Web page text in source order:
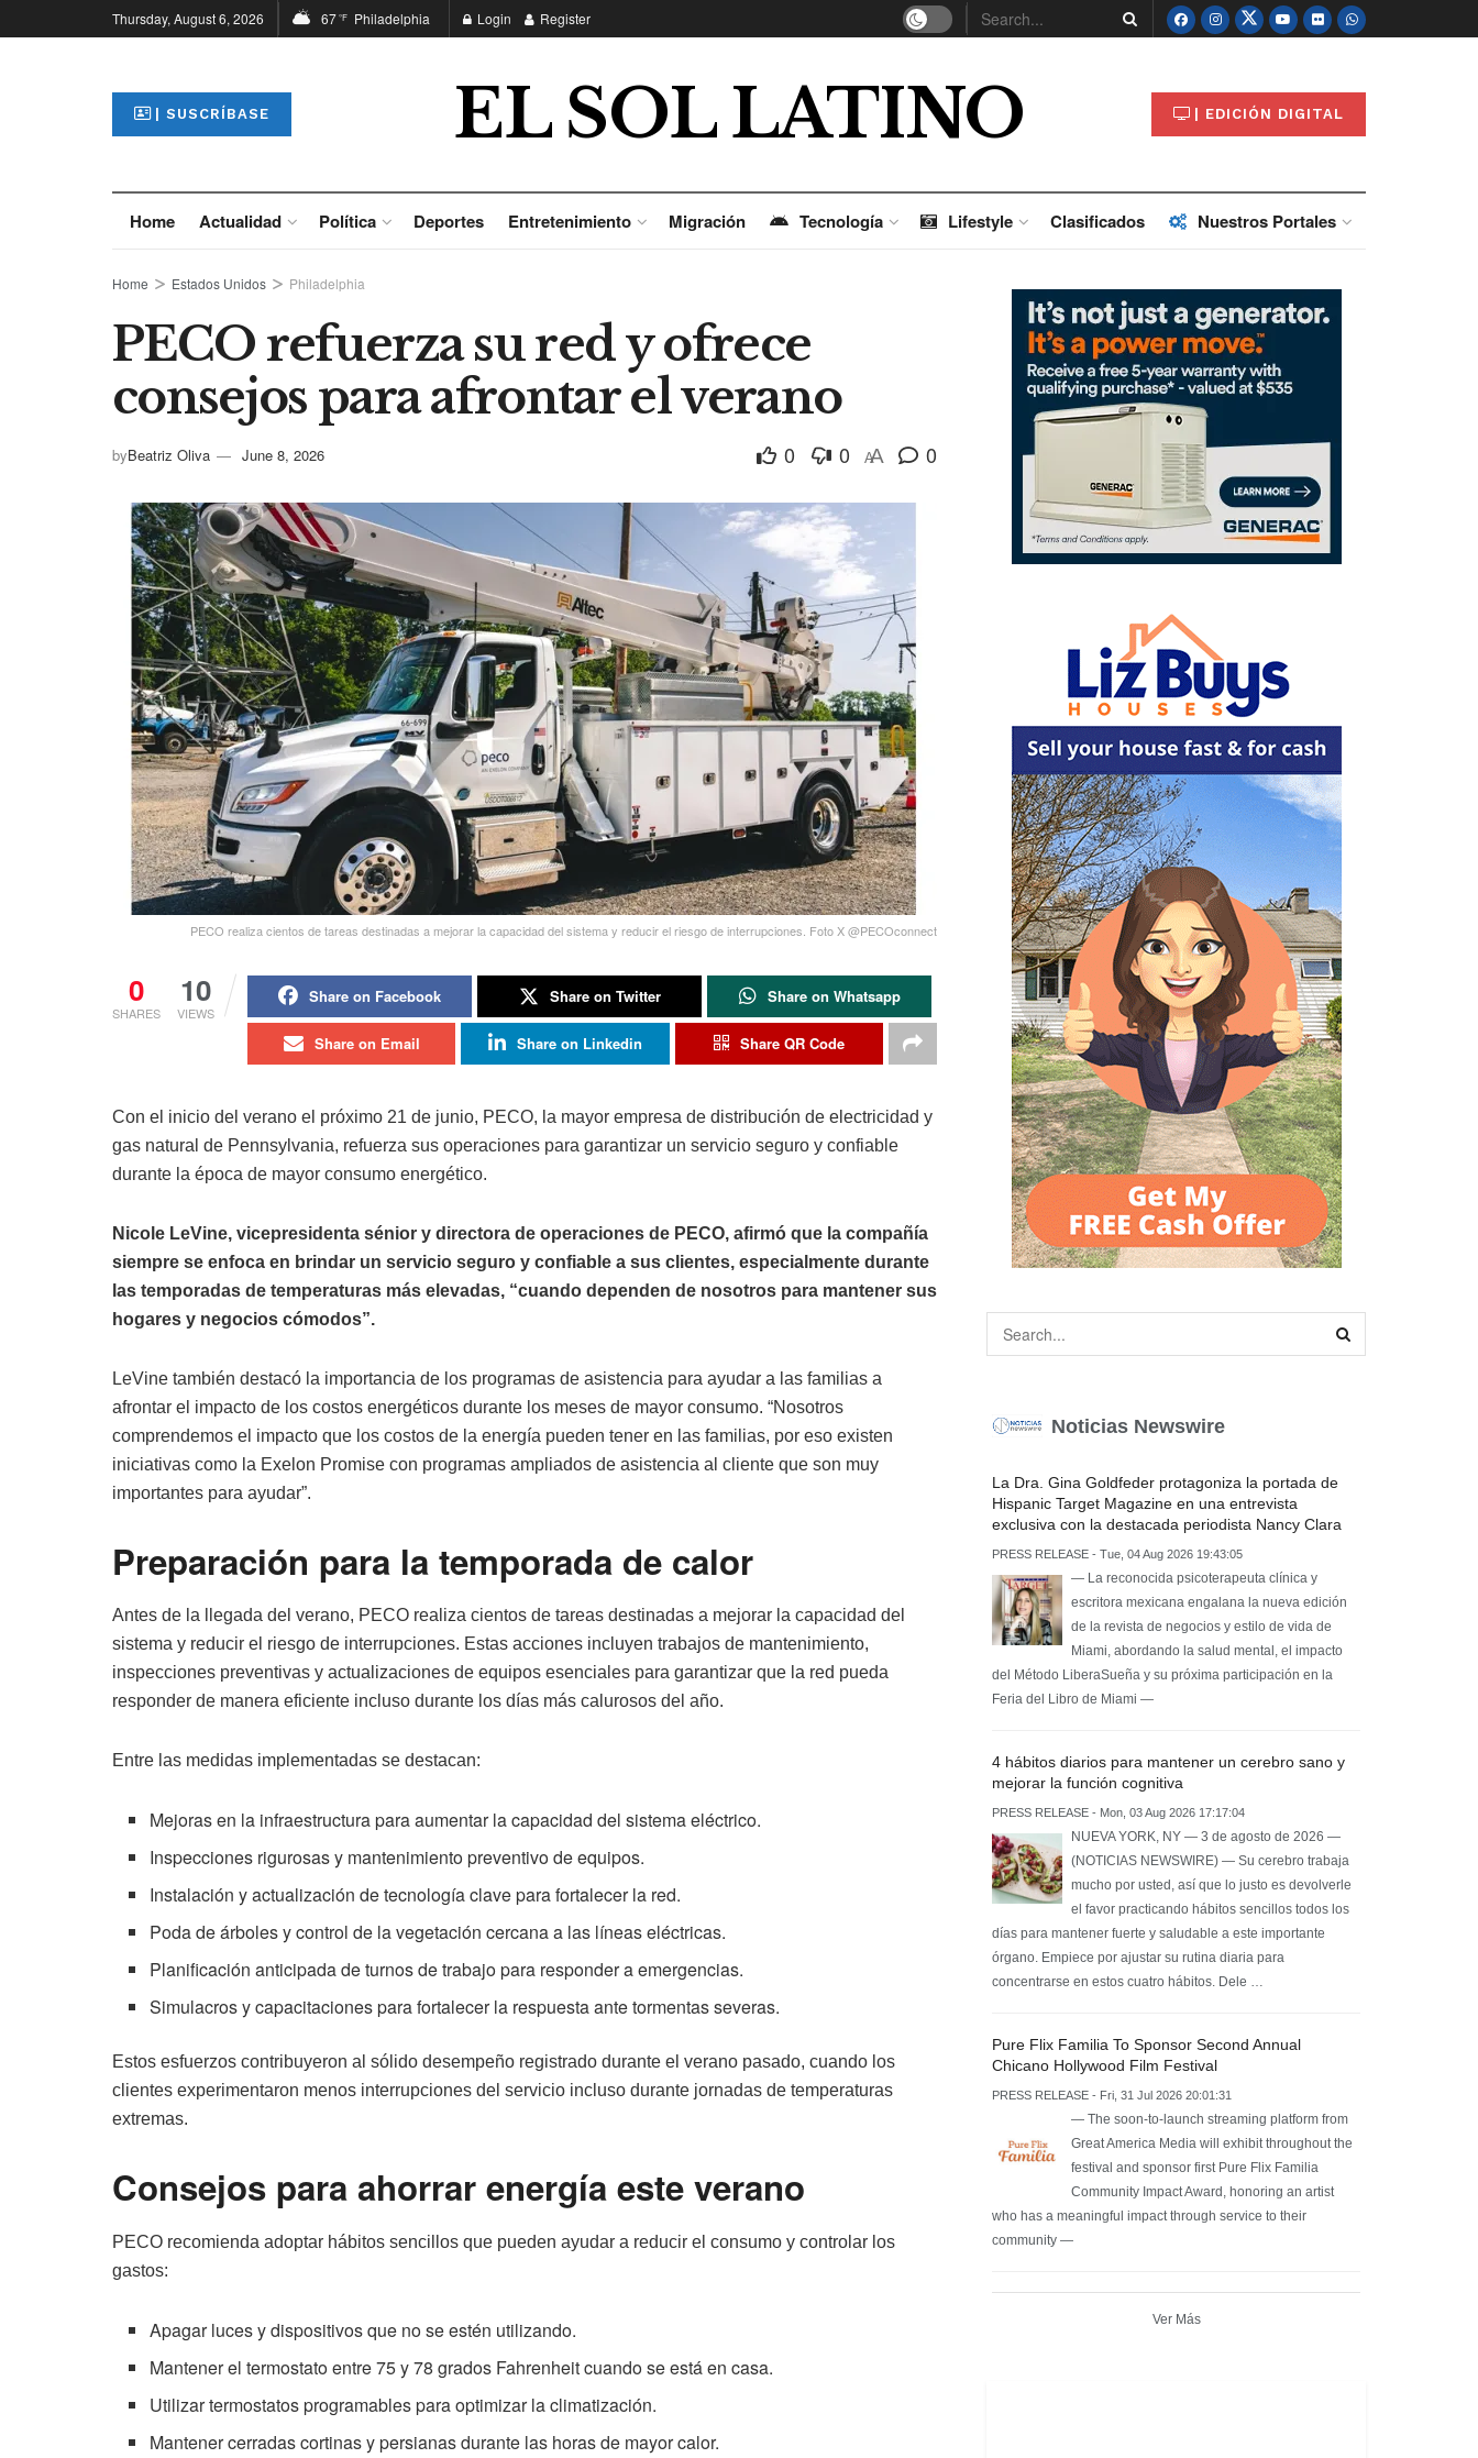
Thursday, August 6, 2026 67°F Philadelphia Login Register
| SUSCRÍBASE EL SOL LATINO | EDICIÓN DIGITAL
Home Actualidad Política Deportes Entretenimiento Migración Tecnología Lifestyle Clasificados Nuestros Portales
Home Estados Unidos Philadelphia
PECO refuerza su red y ofrece
consejos para afrontar el verano
byBeatriz Oliva June 8, 2026 0 0 AA 0
PECO realiza cientos de tareas destinadas a mejorar la capacidad del sistema y reducir el riesgo de interrupciones. Foto X @PECOconnect
0
SHARES
10
VIEWS
Share on Facebook Share on Twitter Share on Whatsapp
Share on Email Share on Linkedin Share QR Code
Con el inicio del verano el próximo 21 de junio, PECO, la mayor empresa de distribución de electricidad y
gas natural de Pennsylvania, refuerza sus operaciones para garantizar un servicio seguro y confiable
durante la época de mayor consumo energético.
Nicole LeVine, vicepresidenta sénior y directora de operaciones de PECO, afirmó que la compañía
siempre se enfoca en brindar un servicio seguro y confiable a sus clientes, especialmente durante
las temporadas de temperaturas más elevadas, “cuando dependen de nosotros para mantener sus
hogares y negocios cómodos”.
LeVine también destacó la importancia de los programas de asistencia para ayudar a las familias a
afrontar el impacto de los costos energéticos durante los meses de mayor consumo. “Nosotros
comprendemos el impacto que los costos de la energía pueden tener en las familias, por eso existen
iniciativas como la Exelon Promise con programas ampliados de asistencia al cliente que son muy
importantes para ayudar”.
Preparación para la temporada de calor
Antes de la llegada del verano, PECO realiza cientos de tareas destinadas a mejorar la capacidad del
sistema y reducir el riesgo de interrupciones. Estas acciones incluyen trabajos de mantenimiento,
inspecciones preventivas y actualizaciones de equipos esenciales para garantizar que la red pueda
responder de manera eficiente incluso durante los días más calurosos del año.
Entre las medidas implementadas se destacan:
Mejoras en la infraestructura para aumentar la capacidad del sistema eléctrico.
Inspecciones rigurosas y mantenimiento preventivo de equipos.
Instalación y actualización de tecnología clave para fortalecer la red.
Poda de árboles y control de la vegetación cercana a las líneas eléctricas.
Planificación anticipada de turnos de trabajo para responder a emergencias.
Simulacros y capacitaciones para fortalecer la respuesta ante tormentas severas.
Estos esfuerzos contribuyeron al sólido desempeño registrado durante el verano pasado, cuando los
clientes experimentaron menos interrupciones del servicio incluso durante jornadas de temperaturas
extremas.
Consejos para ahorrar energía este verano
PECO recomienda adoptar hábitos sencillos que pueden ayudar a reducir el consumo y controlar los
gastos:
Apagar luces y dispositivos que no se estén utilizando.
Mantener el termostato entre 75 y 78 grados Fahrenheit cuando se está en casa.
Utilizar termostatos programables para optimizar la climatización.
Mantener cerradas cortinas y persianas durante las horas de mayor calor.
Noticias Newswire
La Dra. Gina Goldfeder protagoniza la portada de
Hispanic Target Magazine en una entrevista
exclusiva con la destacada periodista Nancy Clara
PRESS RELEASE - Tue, 04 Aug 2026 19:43:05
— La reconocida psicoterapeuta clínica y
escritora mexicana engalana la nueva edición
de la revista de negocios y estilo de vida de
Miami, abordando la salud mental, el impacto
del Método LiberaSueña y su próxima participación en la
Feria del Libro de Miami —
4 hábitos diarios para mantener un cerebro sano y
mejorar la función cognitiva
PRESS RELEASE - Mon, 03 Aug 2026 17:17:04
NUEVA YORK, NY — 3 de agosto de 2026 —
(NOTICIAS NEWSWIRE) — Su cerebro trabaja
mucho por usted, así que lo justo es devolverle
el favor practicando hábitos sencillos todos los
días para mantener fuerte y saludable a este importante
órgano. Empiece por ajustar su rutina diaria para
concentrarse en estos cuatro hábitos. Dele …
Pure Flix Familia To Sponsor Second Annual
Chicano Hollywood Film Festival
PRESS RELEASE - Fri, 31 Jul 2026 20:01:31
— The soon-to-launch streaming platform from
Great America Media will exhibit throughout the
festival and sponsor first Pure Flix Familia
Community Impact Award, honoring an artist
who has a meaningful impact through service to their
community —
Ver Más